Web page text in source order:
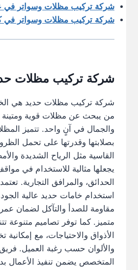
شركة تركيب مظلات وسواتر في
شركة تركيب مظلات وسواتر في
شركة تركيب مظلات
شركة تركيب مظلات حديد هي
من يبحث عن مظلات قوية ومتينة
والجمال في آنٍ واحد. تتميز
بصلابتها وقدرتها على تحمل
القاسية مثل الرياح الشديدة
يجعلها مثالية للاستخدام في
الحدائق، والمرافق التجارية.
استخدام خامات حديد عالية
مقاومة للصدأ والتآكل لضمان
متميز. كما توفر تصاميم متنوعة
الأذواق والاحتياجات، مع
والألوان حسب رغبة العميل.
المتخصص يضمن تنفيذ الأعمال